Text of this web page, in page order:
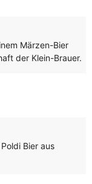
Märzen-Bier
der Klein-Brauer.
Bier aus